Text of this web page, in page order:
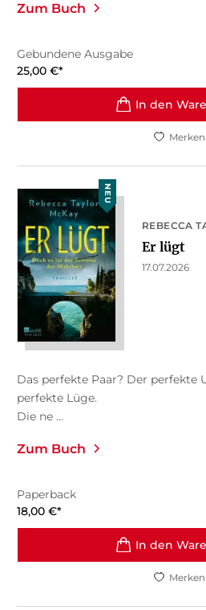
Zum Buch
Gebundene Ausgabe
25,00 €*
In den
Merken
NEU
REBECCA
Er lügt
17.07.2026
Das perfekte Paar? Der perfekte
perfekte Lüge.
Die ne ...
Zum Buch
Paperback
18,00 €*
In den
Merken